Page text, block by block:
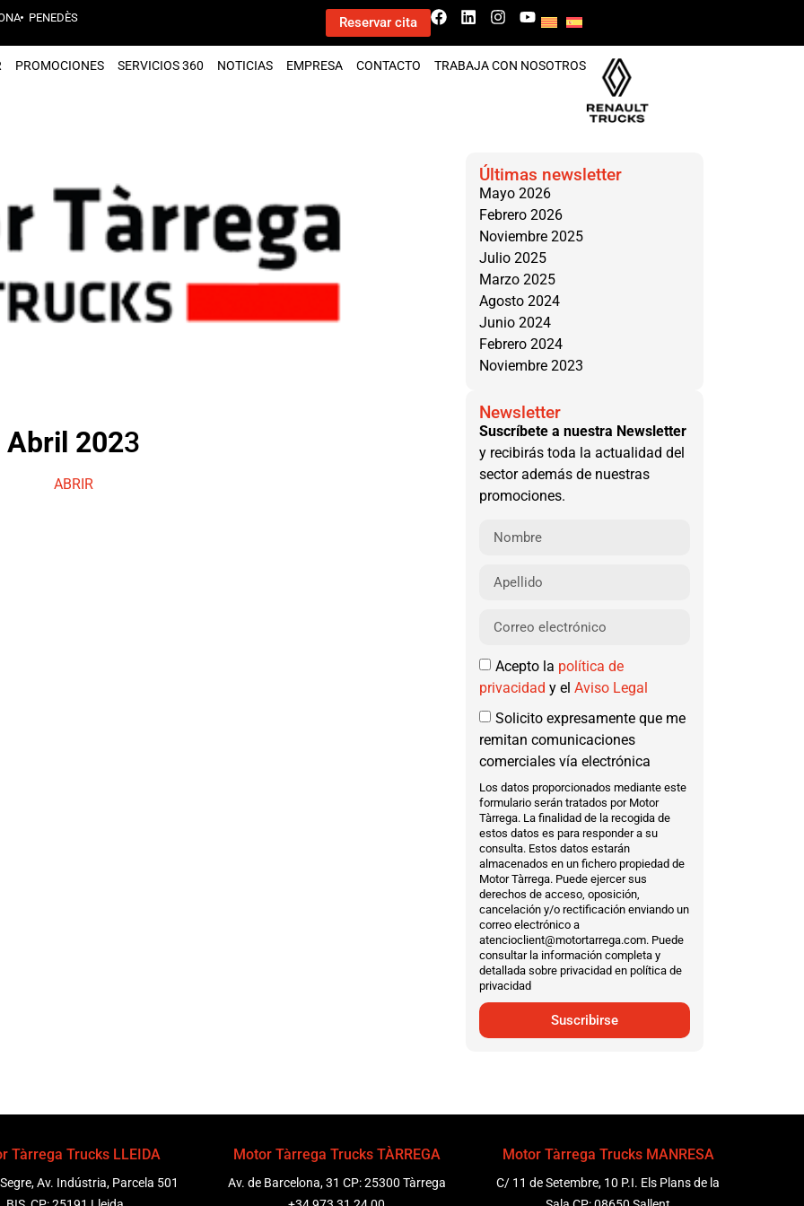
PENEDÈS Reservar cita
PROMOCIONES SERVICIOS 360 NOTICIAS EMPRESA CONTACTO TRABAJA CON NOSOTROS
Abril 2023
ABRIR
Últimas newsletter
Mayo 2026
Febrero 2026
Noviembre 2025
Julio 2025
Marzo 2025
Agosto 2024
Junio 2024
Febrero 2024
Noviembre 2023
Newsletter
Suscríbete a nuestra Newsletter
y recibirás toda la actualidad del
sector además de nuestras
promociones.
Acepto la política de
privacidad y el Aviso Legal
Solicito expresamente que me
remitan comunicaciones
comerciales vía electrónica
Los datos proporcionados mediante este
formulario serán tratados por Motor
Tàrrega. La finalidad de la recogida de
estos datos es para responder a su
consulta. Estos datos estarán
almacenados en un fichero propiedad de
Motor Tàrrega. Puede ejercer sus
derechos de acceso, oposición,
cancelación y/o rectificación enviando un
correo electrónico a
atencioclient@motortarrega.com. Puede
consultar la información completa y
detallada sobre privacidad en política de
privacidad
Suscribirse
Tàrrega Trucks LLEIDA
Av. Indústria, Parcela 501
Motor Tàrrega Trucks TÀRREGA
Av. de Barcelona, 31 CP: 25300 Tàrrega
Motor Tàrrega Trucks MANRESA
C/ 11 de Setembre, 10 P.I. Els Plans de la